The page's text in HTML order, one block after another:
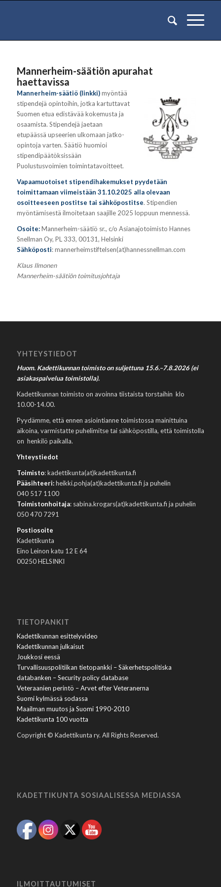
Mannerheim-säätiön apurahat
haettavissa
Mannerheim-säätiö (linkki)myöntää
stipendejä opintoihin, jotka kartuttavat
Suomen etua edistävää kokemusta ja
osaamista. Stipendejä jaetaan
etupäässä upseerien ulkomaan jatko-
opintoja varten. Säätiö huomioi
stipendipäätöksissään
Puolustusvoimien toimintatavoitteet.
Vapaamuotoiset stipendihakemukset pyydetään
toimittamaan viimeistään 31.10.2025 alla olevaan
osoitteeseen postitse tai sähköpostitse. Stipendien
myöntämisestä ilmoitetaan saajille 2025 loppuun mennessä.
Osoite:Mannerheim-säätiö sr., c/o Asianajotoimisto Hannes
Snellman Oy, PL 333, 00131, Helsinki
Sähköposti: mannerheimstiftelsen(at)hannessnellman.com
Klaus Ilmonen
Mannerheim-säätiön toimitusjohtaja
YHTEYSTIEDOT
Huom. Kadettikunnan toimisto on suljettuna 15.6.–7.8.2026 (ei
asiakaspalvelua toimistolla).
Kadettikunnan toimisto on avoinna tiistaista torstaihin klo
10.00-14.00.
Pyydämme, että ennen asiointianne toimistossa mainittuina
aikoina, varmistatte puhelimitse tai sähköpostilla, että toimistolla
on henkilö paikalla.
Yhteystiedot
Toimisto: kadettikunta(at)kadettikunta.fi
Pääsihteeri:heikki.pohja(at)kadettikunta.fi ja puhelin
040 517 1100
Toimistonhoitaja: sabina.krogars(at)kadettikunta.fi ja puhelin
050 470 7291
Postiosoite
Kadettikunta
Eino Leinon katu 12 E 64
00250 HELSINKI
TIETOPANKIT
Kadettikunnan esittelyvideo
Kadettikunnan julkaisut
Joukkosi eessä
Turvallisuuspolitiikan tietopankki – Säkerhetspolitiska
databanken – Security policy database
Veteraanien perintö – Arvet efter Veteranerna
Suomi kylmässä sodassa
Maailman muutos ja Suomi 1990-2010
Kadettikunta 100 vuotta
Copyright © Kadettikunta ry. All Rights Reserved.
KADETTIKUNTA SOSIAALISESSA MEDIASSA
ILMOITTAUTUMISET